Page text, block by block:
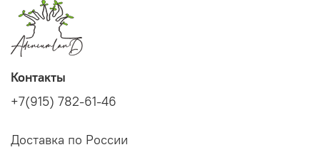
Контакты
+7(915) 782-61-46
Доставка по России